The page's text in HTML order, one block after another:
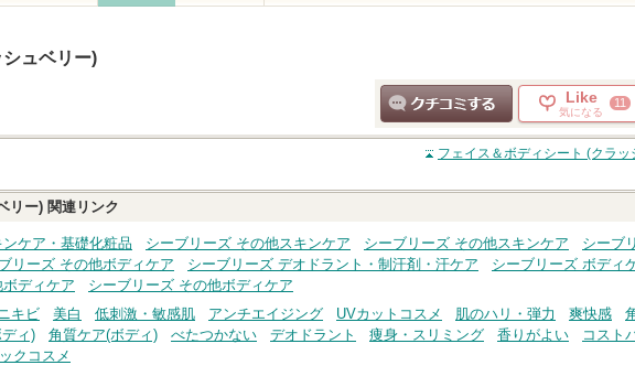
ュベリー)
クチコミする
Like
気になる
11
フェイス＆ボディシート (クラッ
リー) 関連リンク
ケア・基礎化粧品 シーブリーズ その他スキンケア シーブリーズ その他スキンケア
シーブ
リーズ その他ボディケア シーブリーズ デオドラント・制汗剤・汗ケア シーブリーズ ボディ
ディケア
シーブリーズ その他ボディケア
ニキビ 美白 低刺激・敏感肌 アンチエイジング UVカットコスメ 肌のハリ・弾力 爽快感
ィ) 角質ケア(ボディ) べたつかない デオドラント 痩身・スリミング 香りがよい コスト
クコスメ